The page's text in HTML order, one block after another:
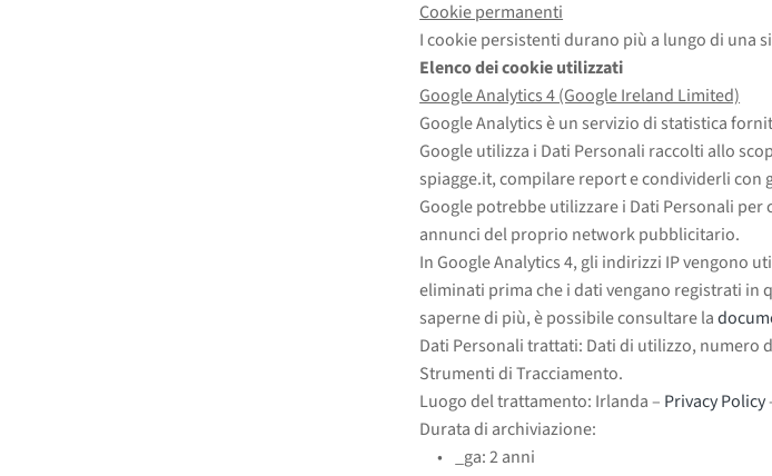
Cookie permanenti
I cookie persistenti durano più a lungo di una
Elenco dei cookie utilizzati
Google Analytics 4 (Google Ireland Limited)
Google Analytics è un servizio di statistica
Google utilizza i Dati Personali raccolti allo
spiagge.it, compilare report e condividerli con
Google potrebbe utilizzare i Dati Personali
annunci del proprio network pubblicitario.
In Google Analytics 4, gli indirizzi IP vengono
eliminati prima che i dati vengano registrati in
saperne di più, è possibile consultare la
Dati Personali trattati: Dati di utilizzo, numero
Strumenti di Tracciamento.
Luogo del trattamento: Irlanda – Privacy Policy
Durata di archiviazione:
_ga: 2 anni